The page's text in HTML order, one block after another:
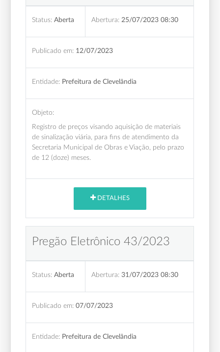
Status: Aberta Abertura: 25/07/2023 08:30
Publicado em: 12/07/2023
Entidade: Prefeitura de Clevelândia
Objeto:
Registro de preços visando aquisição de materiais
de sinalização viária, para fins de atendimento da
Secretaria Municipal de Obras e Viação, pelo prazo
de 12 (doze) meses.
DETALHES
Pregão Eletrônico 43/2023
Status: Aberta Abertura: 31/07/2023 08:30
Publicado em: 07/07/2023
Entidade: Prefeitura de Clevelândia